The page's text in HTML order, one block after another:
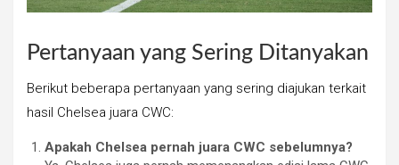
Pertanyaan yang Sering Ditanyakan
Berikut beberapa pertanyaan yang sering diajukan terkait
hasil Chelsea juara CWC:
Apakah Chelsea pernah juara CWC sebelumnya?